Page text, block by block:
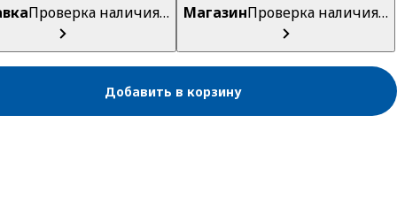
Проверка наличия… МагазинПроверка наличия…
Добавить в корзину